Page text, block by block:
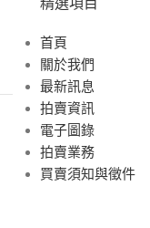
精選項目
首頁
關於我們
最新訊息
拍賣資訊
電子圖錄
拍賣業務
買賣須知與徵件